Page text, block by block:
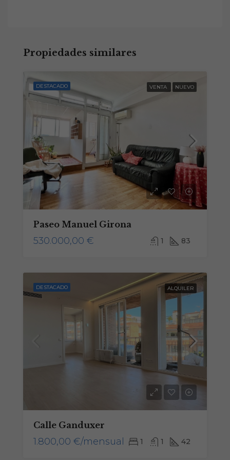
Propiedades similares
DESTACADO VENTA NUEVO
Paseo Manuel Girona
530.000,00 € 1 83
DESTACADO ALQUILER
Calle Ganduxer
1.800,00 €/mensual 1 1 42
cookies no
son